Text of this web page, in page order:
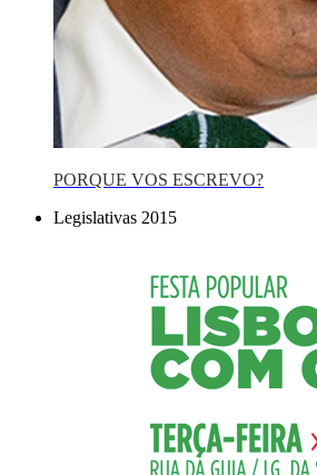
PORQUE VOS ESCREVO?
Legislativas 2015